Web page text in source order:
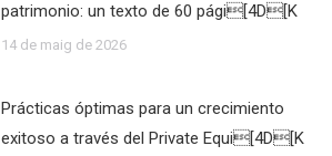
patrimonio: un texto de 60 pági[4D[K
14 de maig de 2026
Prácticas óptimas para un crecimiento
exitoso a través del Private Equi[4D[K